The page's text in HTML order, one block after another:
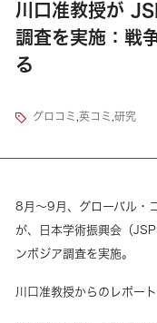
川口准教授が
調査を実施：戦
る
グロコミ ,英コミ ,研究
8月～9月、グローバル・
が、日本学術振興会（
ンボジア調査を実施。
川口准教授からのレポート